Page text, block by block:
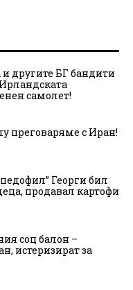
другите БГ бандити
самолет!
преговаряме с Иран!
Георги бил
продавал картофи
соц балон –
истеризират за